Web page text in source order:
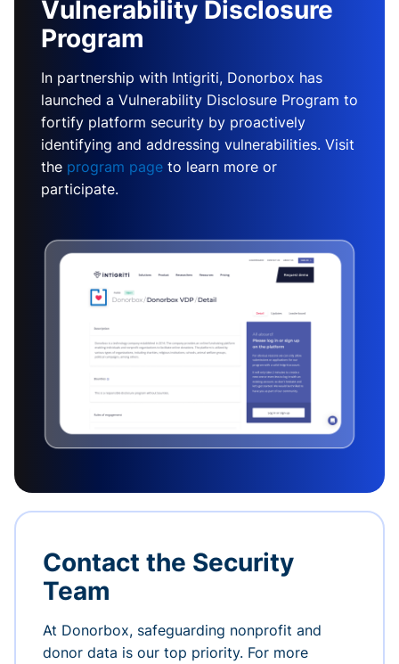
Vulnerability Disclosure
Program
In partnership with Intigriti, Donorbox has
launched a Vulnerability Disclosure Program to
fortify platform security by proactively
identifying and addressing vulnerabilities. Visit
the program page to learn more or
participate.
Contact the Security
Team
At Donorbox, safeguarding nonprofit and
donor data is our top priority. For more